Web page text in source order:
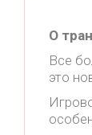
О
Все
это